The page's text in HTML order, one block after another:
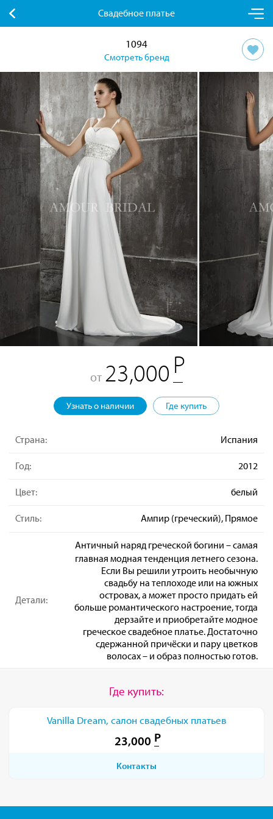
Свадебное платье
1094
Смотреть бренд
от 23,000
Узнать о наличии Где купить
Страна: Испания
Год: 2012
Цвет: белый
Стиль: Ампир (греческий), Прямое
Детали:
Античный наряд греческой богини – самая
главная модная тенденция летнего сезона.
Если Вы решили утроить необычную
свадьбу на теплоходе или на южных
островах, а может просто придать ей
больше романтического настроение, тогда
дерзайте и приобретайте модное
греческое свадебное платье. Достаточно
сдержанной причёски и пару цветков
волосах – и образ полностью готов.
Где купить:
Vanilla Dream, салон свадебных платьев
23,000
Контакты